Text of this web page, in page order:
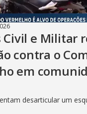
Civil e Militar
contra o
em
desarticular um